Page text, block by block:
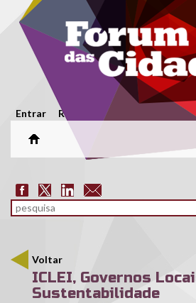
Passar para o conteúdo principal
Menu secundário
Entrar Registar
Formulário de pesquisa
pesquisar
Voltar
ICLEI, Governos
Sustentabilidade